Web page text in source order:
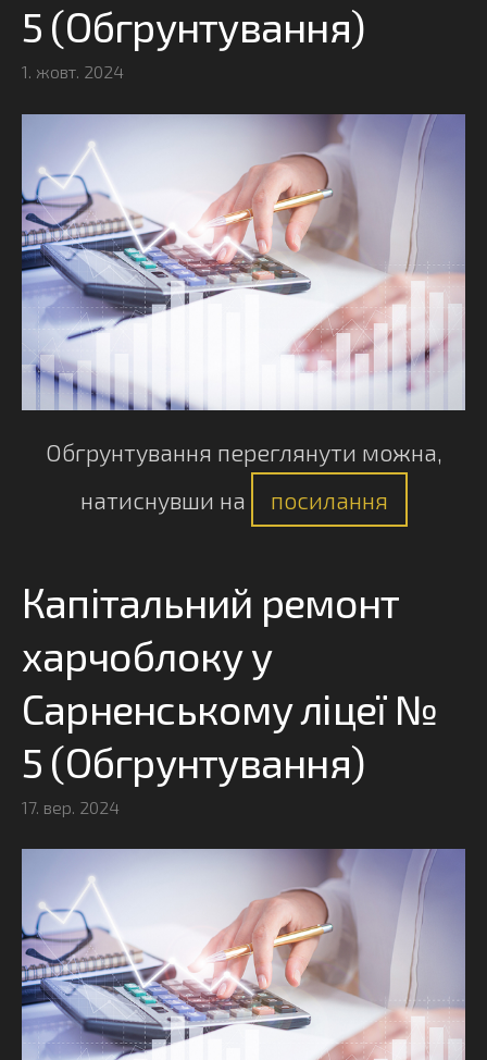
5 (Обгрунтування)
1. жовт. 2024
Обгрунтування переглянути можна,
натиснувши на
посилання
Капітальний ремонт
харчоблоку у
Сарненському ліцеї №
5 (Обгрунтування)
17. вер. 2024